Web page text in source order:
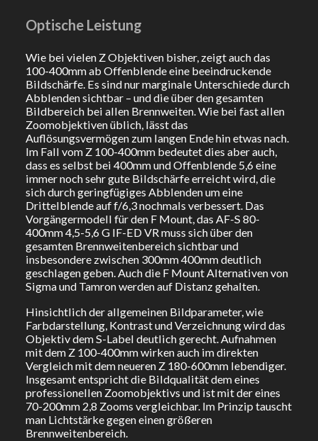
Optische Leistung
Wie bei vielen Z Objektiven bisher, zeigt auch das
100-400mm ab Offenblende eine beeindruckende
Bildschärfe. Es sind nur marginale Unterschiede durch
Abblenden sichtbar – und die über den gesamten
Bildbereich bei allen Brennweiten. Wie bei fast allen
Zoomobjektiven üblich, lässt das
Auflösungsvermögen zum langen Ende hin etwas nach.
Im Fall vom Z 100-400mm bedeutet dies aber auch,
dass es selbst bei 400mm und Offenblende 5,6 eine
immer noch sehr gute Bildschärfe erreicht wird, die
sich durch geringfügiges Abblenden um eine
Drittelblende auf f/6,3 nochmals verbessert. Das
Vorgängermodell für den F Mount, das AF-S 80-
400mm 4,5-5,6 G IF-ED VR muss sich über den
gesamten Brennweitenbereich sichtbar und
insbesondere zwischen 300mm 400mm deutlich
geschlagen geben. Auch die F Mount Alternativen von
Sigma und Tamron werden auf Distanz gehalten.
Hinsichtlich der allgemeinen Bildparameter, wie
Farbdarstellung, Kontrast und Verzeichnung wird das
Objektiv dem S-Label deutlich gerecht. Aufnahmen
mit dem Z 100-400mm wirken auch im direkten
Vergleich mit dem neueren Z 180-600mm lebendiger.
Insgesamt entspricht die Bildqualität dem eines
professionellen Zoomobjektivs und ist mit der eines
70-200mm 2,8 Zooms vergleichbar. Im Prinzip tauscht
man Lichtstärke gegen einen größeren
Brennweitenbereich.